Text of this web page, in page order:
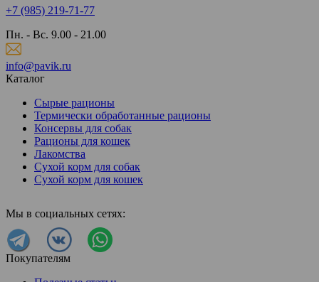
+7 (985) 219-71-77
Пн. - Вс. 9.00 - 21.00
info@pavik.ru
Каталог
Сырые рационы
Термически обработанные рационы
Консервы для собак
Рационы для кошек
Лакомства
Сухой корм для собак
Сухой корм для кошек
Мы в социальных сетях:
Покупателям